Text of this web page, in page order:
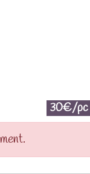
30€/pc